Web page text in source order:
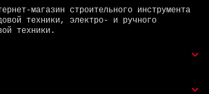
магазин строительного инструмента
техники, электро- и ручного
техники.